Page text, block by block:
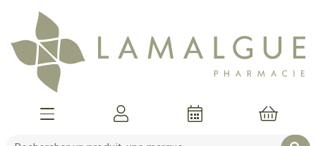
Afficher la navigation
Mon